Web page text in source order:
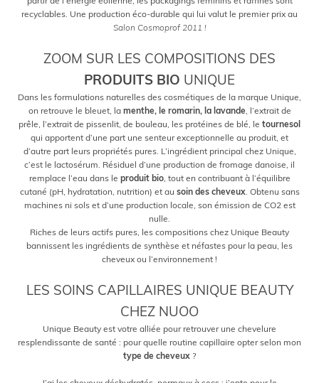
recyclables. Une production éco-durable qui lui valut le premier prix au
Salon Cosmoprof 2011 !
ZOOM SUR LES COMPOSITIONS DES
PRODUITS BIO UNIQUE
Dans les formulations naturelles des cosmétiques de la marque Unique,
on retrouve le bleuet, la menthe, le romarin, la lavande , l’extrait de
prêle, l’extrait de pissenlit, de bouleau, les protéines de blé, le tournesol
qui apportent d’une part une senteur exceptionnelle au produit, et
d’autre part leurs propriétés pures. L’ingrédient principal chez Unique,
c’est le lactosérum. Résiduel d’une production de fromage danoise, il
remplace l’eau dans le produit bio, tout en contribuant à l’équilibre
cutané (pH, hydratation, nutrition) et au soin des cheveux. Obtenu sans
machines ni sols et d’une production locale, son émission de CO2 est
nulle.
Riches de leurs actifs pures, les compositions chez Unique Beauty
bannissent les ingrédients de synthèse et néfastes pour la peau, les
cheveux ou l’environnement !
LES SOINS CAPILLAIRES UNIQUE BEAUTY
CHEZ NUOO
Unique Beauty est votre alliée pour retrouver une chevelure
resplendissante de santé : pour quelle routine capillaire opter selon mon
type de cheveux ?